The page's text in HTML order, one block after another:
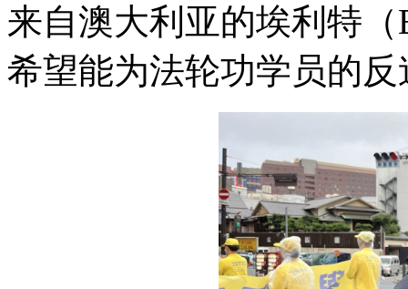
来自澳大利亚的埃利特
希望能为法轮功学员的